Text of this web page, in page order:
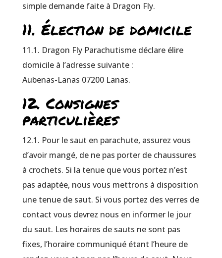
simple demande faite à Dragon Fly.
11. Élection de domicile
11.1. Dragon Fly Parachutisme déclare élire
domicile à l’adresse suivante :
Aubenas-Lanas 07200 Lanas.
12. Consignes
particulières
12.1. Pour le saut en parachute, assurez vous
d’avoir mangé, de ne pas porter de chaussures
à crochets. Si la tenue que vous portez n’est
pas adaptée, nous vous mettrons à disposition
une tenue de saut. Si vous portez des verres de
contact vous devrez nous en informer le jour
du saut. Les horaires de sauts ne sont pas
fixes, l’horaire communiqué étant l’heure de